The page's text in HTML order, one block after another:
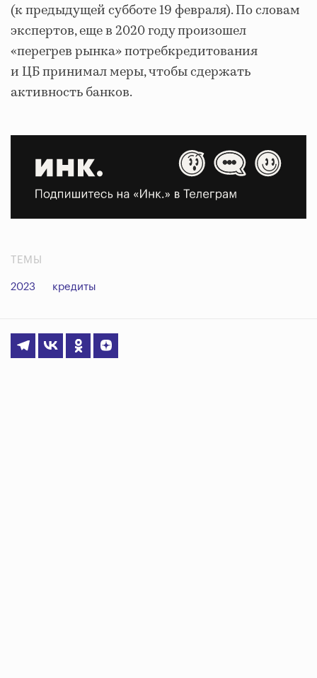
(к предыдущей субботе 19 февраля). По словам
экспертов, еще в 2020 году произошел
«перегрев рынка» потребкредитования
и ЦБ принимал меры, чтобы сдержать
активность банков.
ТЕМЫ
2023 кредиты